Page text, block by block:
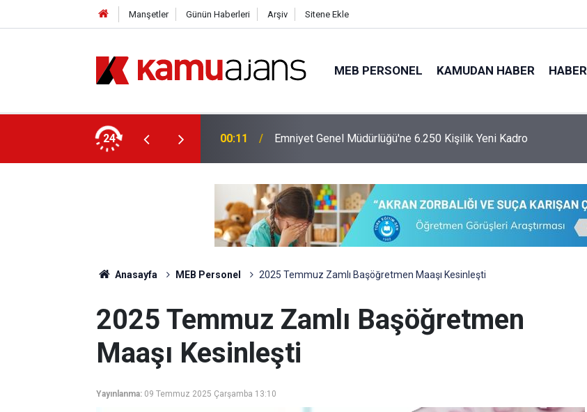
Manşetler Günün Haberleri Arşiv Sitene Ekle
MEB PERSONEL KAMUDAN HABER HABER
24
İçin Ek Sınav Müjdesi 00:11 Emniyet Genel Müdürlüğü'ne 6.250 Kişilik Yeni Kadro
Anasayfa MEB Personel 2025 Temmuz Zamlı Başöğretmen Maaşı Kesinleşti
2025 Temmuz Zamlı Başöğretmen
Maaşı Kesinleşti
Yayınlanma: 09 Temmuz 2025 Çarşamba 13:10